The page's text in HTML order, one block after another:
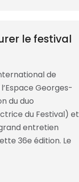
le festival
de
Georges-
du duo
du Festival) et
entretien
36e édition. Le